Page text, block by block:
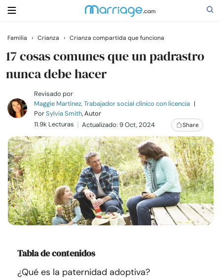
Buscar
Casarse
Relaciones
Familia
Ayuda
Cursos
Comunidad
Familia › Crianza › Crianza compartida que funciona
17 cosas comunes que un padrastro
nunca debe hacer
Revisado por
Maggie Martínez, Trabajador social clínico con licencia |
PorSylvia Smith, Autor
11.9k Lecturas
Actualizado: 9 Oct, 2024 Share
Tabla de contenidos
¿Qué es la paternidad adoptiva?